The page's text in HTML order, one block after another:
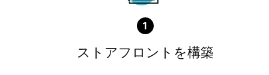
1
ストアフロントを構築